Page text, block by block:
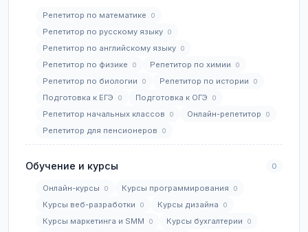
Репетитор по математике 0
Репетитор по русскому языку 0
Репетитор по английскому языку 0
Репетитор по физике 0 Репетитор по химии 0
Репетитор по биологии 0 Репетитор по истории 0
Подготовка к ЕГЭ 0 Подготовка к ОГЭ 0
Репетитор начальных классов 0 Онлайн-репетитор 0
Репетитор для пенсионеров 0
Обучение и курсы 0
Онлайн-курсы 0 Курсы программирования 0
Курсы веб-разработки 0 Курсы дизайна 0
Курсы маркетинга и SMM 0 Курсы бухгалтерии 0